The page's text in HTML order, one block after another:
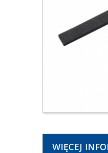
WIĘCEJ